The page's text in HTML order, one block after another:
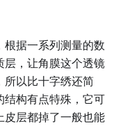
据一系列测量的数
层，让角膜这个透镜
所以比十字绣还简
结构有点特殊，它可
皮层都掉了一般也能